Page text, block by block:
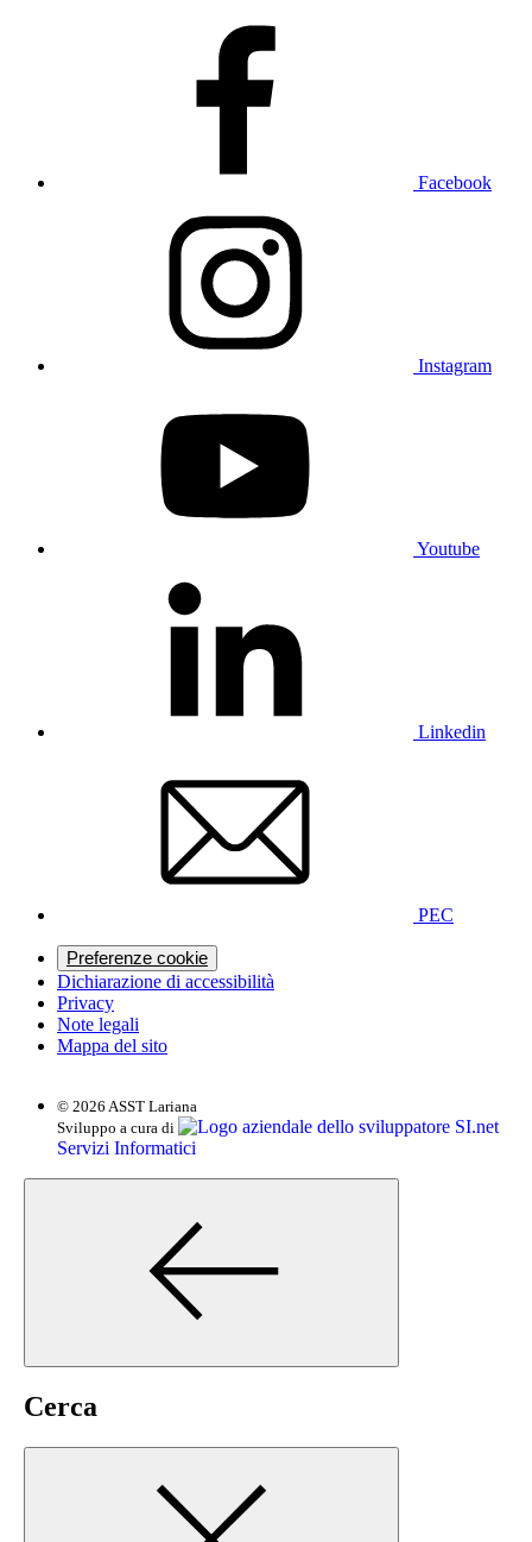
Facebook
Instagram
Youtube
Linkedin
PEC
Preferenze cookie
Dichiarazione di accessibilità
Privacy
Note legali
Mappa del sito
© 2026 ASST Lariana
Sviluppo a cura di
SI.net
Servizi Informatici
Cerca